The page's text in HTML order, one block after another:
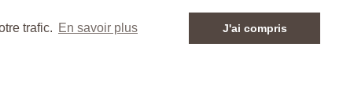
trafic. En savoir plus J'ai compris